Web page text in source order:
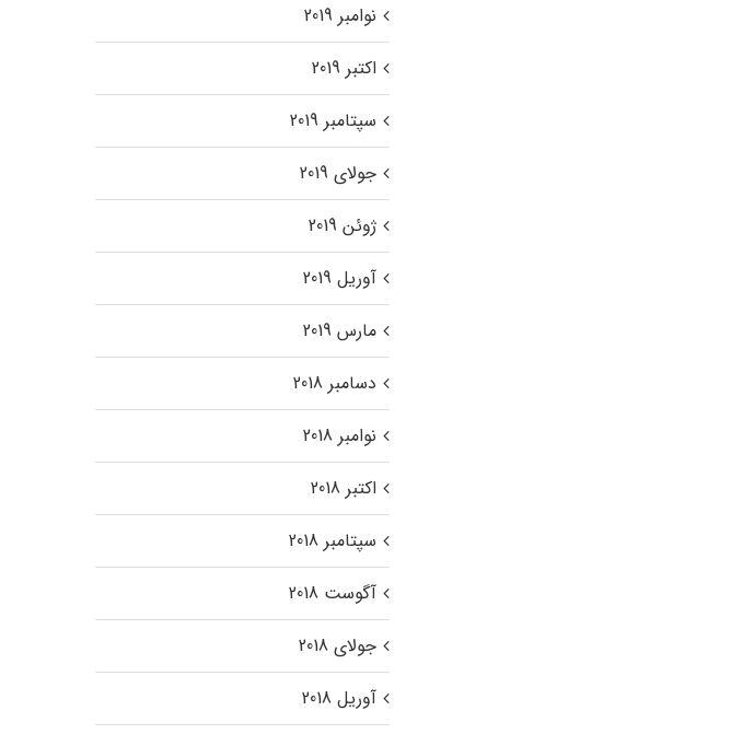
نوامبر 2019
اکتبر 2019
سپتامبر 2019
جولای 2019
ژوئن 2019
آوریل 2019
مارس 2019
دسامبر 2018
نوامبر 2018
اکتبر 2018
سپتامبر 2018
آگوست 2018
جولای 2018
آوریل 2018